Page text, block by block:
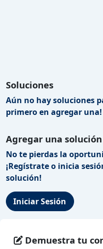
Soluciones
Aún no hay soluciones
primero en agregar una!
Agregar una solución
No te pierdas la
¡Regístrate o inicia
solución!
Iniciar Sesión
Demuestra tu